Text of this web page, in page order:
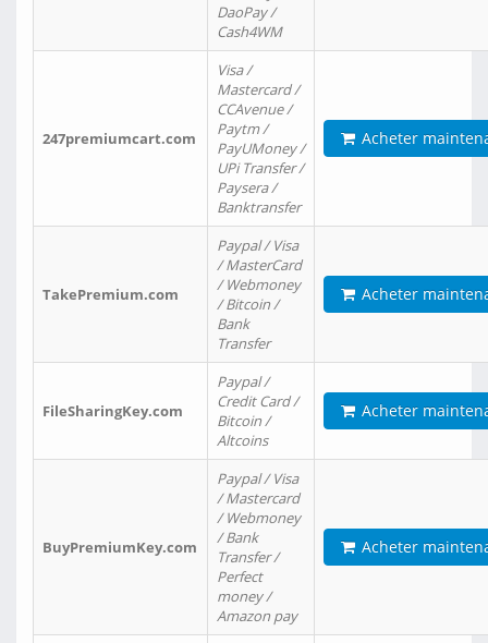
DaoPay /
Cash4WM
247premiumcart.com
Visa /
Mastercard /
CCAvenue /
Paytm /
PayUMoney /
UPi Transfer /
Paysera /
Banktransfer
Acheter
TakePremium.com
Paypal / Visa
/ MasterCard
/ Webmoney
/ Bitcoin /
Bank
Transfer
Acheter
FileSharingKey.com
Paypal /
Credit Card /
Bitcoin /
Altcoins
Acheter
BuyPremiumKey.com
Paypal / Visa
/ Mastercard
/ Webmoney
/ Bank
Transfer /
Perfect
money /
Amazon pay
Acheter